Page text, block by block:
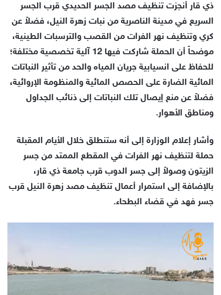
ذي قار أنجزت تنظيف مصد الجسر الحديدي قرب الجسر
السريع في مدينة الناصرية من نبات زهرة النيل، فضلاً عن
كري وتنظيف نهر الفرات من القصب والترسبات الطينية،
موضحاً أن الحملة شاركت فيها 12 آلية تخصصية مختلفة؛
للحفاظ على انسيابية جريان المياه والحد من تأثير النباتات
المائية الضارة على الحصص المائية والمنظومة الإروائية،
فضلاً عن منع إيصال تلك النباتات إلى ذنائب الجداول
ومناطق الأهوار.
وأشار إعلام الوزارة إلى أنه ستنطلق خلال الأيام المقبلة
حملة لتنظيف نهر الفرات في المقطع الممتد من جسر
الزيتون وصولاً إلى جسر الدوب قرب جامعة ذي قار،
بالإضافة إلى استمرار أعمال تنظيف مصد زهرة النيل قرب
جسر فهد في قضاء البطحاء.